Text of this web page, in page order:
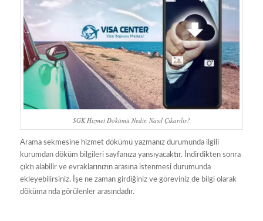
SGK Hizmet Dökümü Nedir, Nasıl Çıkarılır?
Arama sekmesine hizmet dökümü yazmanız durumunda ilgili
kurumdan döküm bilgileri sayfanıza yansıyacaktır. İndirdikten sonra
çıktı alabilir ve evraklarınızın arasına istenmesi durumunda
ekleyebilirsiniz. İşe ne zaman girdiğiniz ve göreviniz de bilgi olarak
döküma nda görülenler arasındadır.